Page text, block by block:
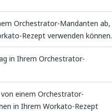
Orchestrator-Mandanten ab,
Rezept verwenden können.
in Ihrem Orchestrator-
einem Orchestrator-
in Ihrem Workato-Rezept